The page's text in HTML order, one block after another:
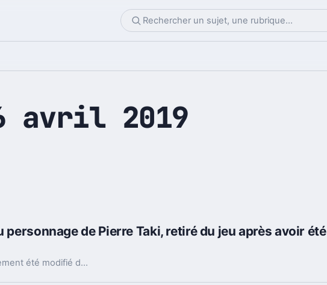
avril 2019
de Pierre Taki, retiré du jeu après avoir été
La sanction est tombée pour Pierre Taki : l'acteur a tout simplement été modifié dans le jeu Judgment après ses ennuis judiciaires pour usage de cocaïne.